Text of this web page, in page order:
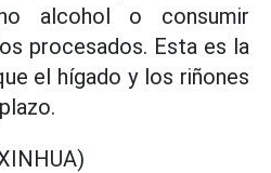
alcohol o consumir
procesados. Esta es la
el hígado y los riñones